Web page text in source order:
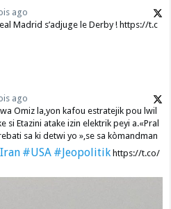
ago
Madrid s’adjuge le Derby ! https://t.c
ago
Omiz la,yon kafou estratejik pou lwil
si Etazini atake izin elektrik peyi a.​«Pral
sa ki detwi yo »,se sa kòmandman
#USA #Jeopolitikhttps://t.co/